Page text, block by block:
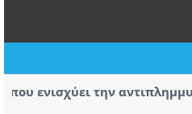
ενισχύει την